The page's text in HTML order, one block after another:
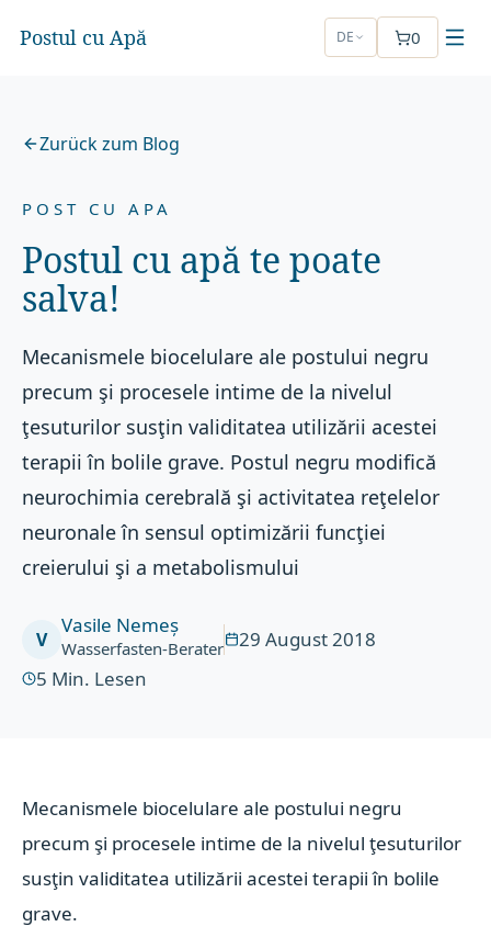
Postul cu Apă DE 0
Zurück zum Blog
POST CU APA
Postul cu apă te poate
salva!
Mecanismele biocelulare ale postului negru
precum şi procesele intime de la nivelul
ţesuturilor susţin validitatea utilizării acestei
terapii în bolile grave. Postul negru modifică
neurochimia cerebrală şi activitatea reţelelor
neuronale în sensul optimizării funcţiei
creierului şi a metabolismului
V
Vasile Nemeș
Wasserfasten-Berater
29 August 2018
5 Min. Lesen
Mecanismele biocelulare ale postului negru
precum şi procesele intime de la nivelul ţesuturilor
susţin validitatea utilizării acestei terapii în bolile
grave.